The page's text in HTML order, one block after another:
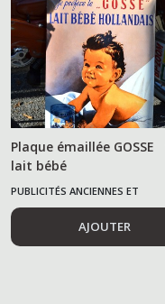
Plaque émaillée GOSSE
lait bébé
PUBLICITÉS ANCIENNES ET
ALIMENTAIRES
AJOUTER